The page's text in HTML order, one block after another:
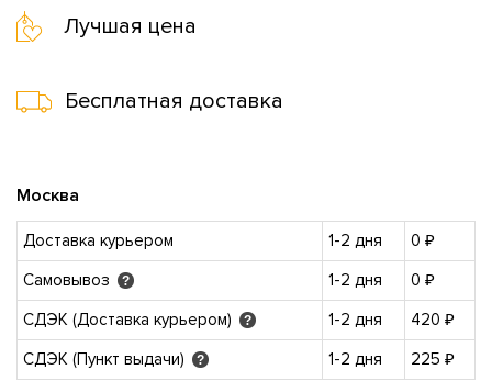
Лучшая цена
Бесплатная доставка
Москва
Доставка курьером 1-2 дня
0 ₽
Самовывоз
? 1-2 дня
0 ₽
СДЭК (Доставка курьером)
? 1-2 дня
420 ₽
СДЭК (Пункт выдачи)
? 1-2 дня 225 ₽